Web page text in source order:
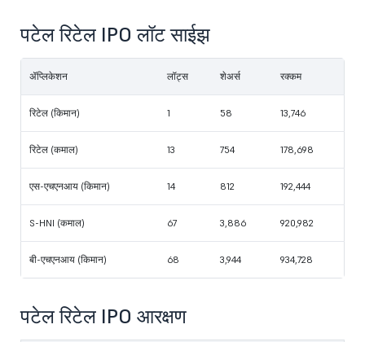
पटेल रिटेल IPO लॉट साईझ
ॲप्लिकेशन लॉट्स शेअर्स रक्कम
रिटेल (किमान) 1 58 13,746
रिटेल (कमाल) 13 754 178,698
एस-एचएनआय (किमान) 14 812 192,444
S-HNI (कमाल) 67 3,886 920,982
बी-एचएनआय (किमान) 68 3,944 934,728
पटेल रिटेल IPO आरक्षण